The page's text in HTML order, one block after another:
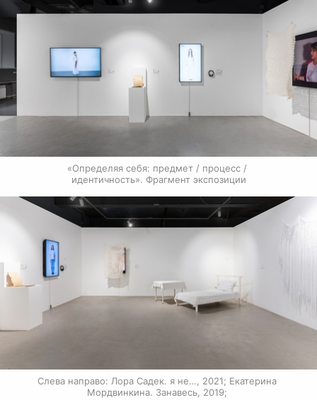
«Определяя себя: предмет / процесс /
идентичность». Фрагмент экспозиции
Слева направо: Лора Садек. я не…, 2021; Екатерина
Мордвинкина. Занавесь, 2019;